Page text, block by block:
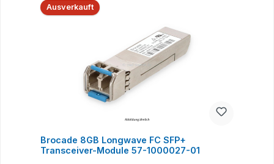
Ausverkauft
Brocade 8GB Longwave FC SFP+
Transceiver-Module 57-1000027-01